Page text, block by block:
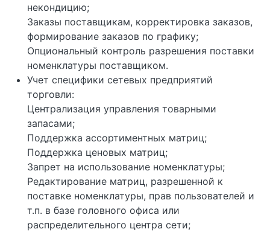
некондицию;
Заказы поставщикам, корректировка заказов,
формирование заказов по графику;
Опциональный контроль разрешения поставки
номенклатуры поставщиком.
Учет специфики сетевых предприятий
торговли:
Централизация управления товарными
запасами;
Поддержка ассортиментных матриц;
Поддержка ценовых матриц;
Запрет на использование номенклатуры;
Редактирование матриц, разрешенной к
поставке номенклатуры, прав пользователей и
т.п. в базе головного офиса или
распределительного центра сети;